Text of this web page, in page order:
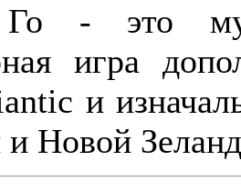
- это
игра
и
и Новой